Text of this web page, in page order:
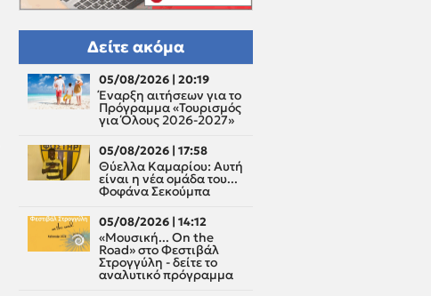
Δείτε ακόμα
05/08/2026 | 20:19
Έναρξη αιτήσεων για το
Πρόγραμμα «Τουρισμός
για Όλους 2026-2027»
05/08/2026 | 17:58
Θύελλα Καμαρίου: Αυτή
είναι η νέα ομάδα του...
Φοφάνα Σεκούμπα
05/08/2026 | 14:12
«Μουσική... On the
Road» στο Φεστιβάλ
Στρογγύλη - δείτε το
αναλυτικό πρόγραμμα